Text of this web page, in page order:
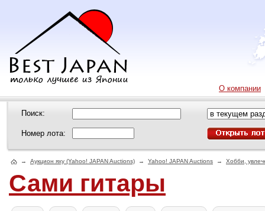
О компании
Поиск:
Номер лота:
→ Аукцион яху (Yahoo! JAPAN Auctions) → Yahoo! JAPAN Auctions → Хобби,
Сами гитары